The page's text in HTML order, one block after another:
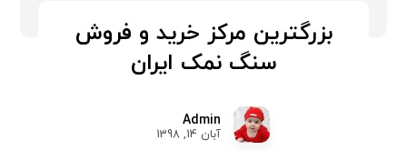
بزرگترین مرکز خرید و فروش
سنگ نمک ایران
Admin
آبان 14, 1398